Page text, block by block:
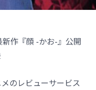
作『顔 -かお-』公開
のレビューサービス